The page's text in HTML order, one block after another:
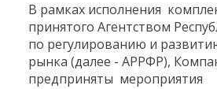
В рамках исполнения
принятого Агентством
по регулированию и
рынка (далее - АРРФР),
предприняты мероприятия